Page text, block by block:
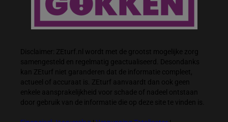
Disclaimer: ZEturf.nl wordt met de grootst mogelijke zorg
samengesteld en regelmatig geactualiseerd. Desondanks
kan ZEturf niet garanderen dat de informatie compleet,
actueel of accuraat is. ZEturf aanvaardt dan ook geen
enkele aansprakelijkheid voor schade of nadeel ontstaan
door gebruik van de informatie die op deze site te vinden is.